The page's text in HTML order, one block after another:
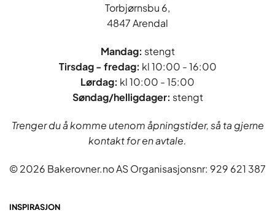
Torbjørnsbu 6,
4847 Arendal
Mandag: stengt
Tirsdag - fredag: kl 10:00 - 16:00
Lørdag: kl 10:00 - 15:00
Søndag/helligdager: stengt
Trenger du å komme utenom åpningstider, så ta gjerne
kontakt for en avtale.
© 2026 Bakerovner.no AS Organisasjonsnr: 929 621 387
INSPIRASJON